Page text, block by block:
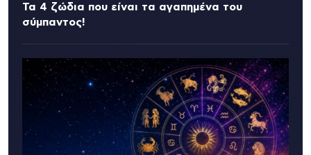
Τα 4 ζώδια που είναι τα αγαπημένα του
σύμπαντος!